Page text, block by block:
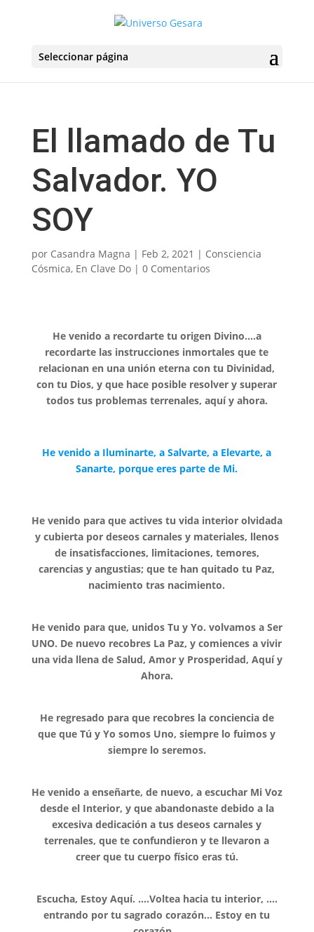
Seleccionar página
El llamado de Tu
Salvador. YO
SOY
por Casandra Magna | Feb 2, 2021 | Consciencia
Cósmica, En Clave Do| 0 Comentarios
He venido a recordarte tu origen Divino….a
recordarte las instrucciones inmortales que te
relacionan en una unión eterna con tu Divinidad,
con tu Dios, y que hace posible resolver y superar
todos tus problemas terrenales, aquí y ahora.
He venido a Iluminarte, a Salvarte, a Elevarte, a
Sanarte, porque eres parte de Mi.
He venido para que actives tu vida interior olvidada
y cubierta por deseos carnales y materiales, llenos
de insatisfacciones, limitaciones, temores,
carencias y angustias; que te han quitado tu Paz,
nacimiento tras nacimiento.
He venido para que, unidos Tu y Yo. volvamos a Ser
UNO. De nuevo recobres La Paz, y comiences a vivir
una vida llena de Salud, Amor y Prosperidad, Aquí y
Ahora.
He regresado para que recobres la conciencia de
que que Tú y Yo somos Uno, siempre lo fuimos y
siempre lo seremos.
He venido a enseñarte, de nuevo, a escuchar Mi Voz
desde el Interior, y que abandonaste debido a la
excesiva dedicación a tus deseos carnales y
terrenales, que te confundieron y te llevaron a
creer que tu cuerpo físico eras tú.
Escucha, Estoy Aquí. ….Voltea hacia tu interior, ….
entrando por tu sagrado corazón… Estoy en tu